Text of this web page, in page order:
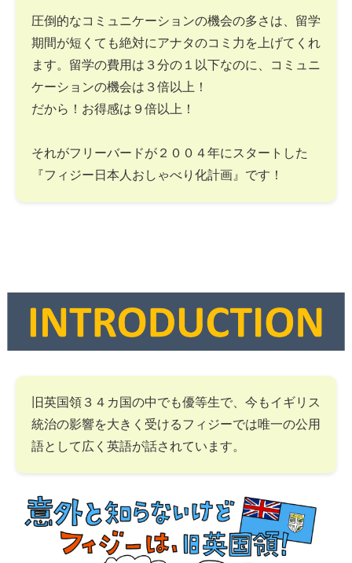
圧倒的なコミュニケーションの機会の多さは、留学
期間が短くても絶対にアナタのコミ力を上げてくれ
ます。留学の費用は３分の１以下なのに、コミュニ
ケーションの機会は３倍以上！
だから！お得感は９倍以上！
それがフリーバードが２００４年にスタートした
『フィジー日本人おしゃべり化計画』です！
旧英国領３４カ国の中でも優等生で、今もイギリス
統治の影響を大きく受けるフィジーでは唯一の公用
語として広く英語が話されています。